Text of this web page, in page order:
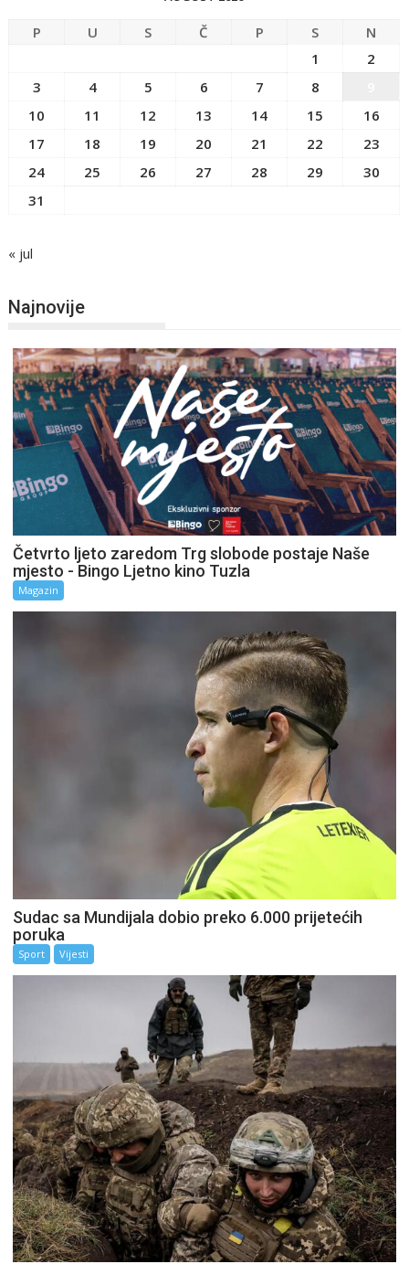
P U S Č P S
N
1
2
3
4 5 6 7 8
10
11 12 13 14 15
16
17
18 19 20 21 22
23
24
25 26 27 28 29
30
31
« jul
Najnovije
Četvrto ljeto zaredom Trg slobode postaje Naše
mjesto - Bingo Ljetno kino Tuzla
Magazin
Sudac sa Mundijala dobio preko 6.000 prijetećih
poruka
Sport Vijesti